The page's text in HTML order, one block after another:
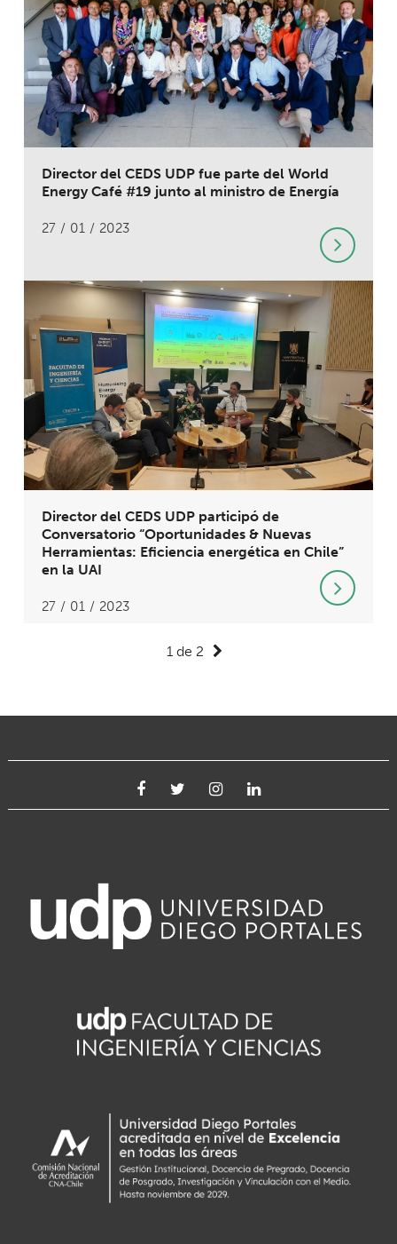
Director del CEDS UDP fue parte del World
Energy Café #19 junto al ministro de Energía
27 / 01 / 2023
Director del CEDS UDP participó de
Conversatorio “Oportunidades & Nuevas
Herramientas: Eficiencia energética en Chile”
en la UAI
27 / 01 / 2023
1 de 2